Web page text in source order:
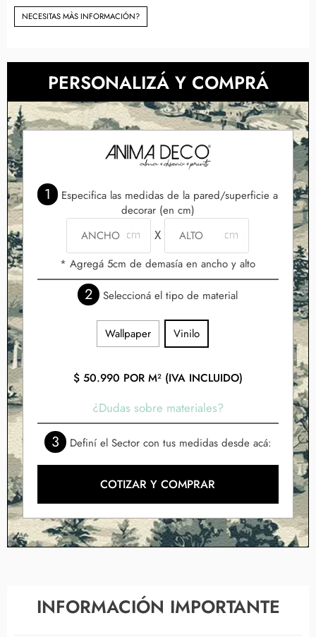
NECESITAS MÀS INFORMACIÓN?
PERSONALIZÁ Y COMPRÁ
1
Especifica las medidas de la pared/superficie a
decorar (en cm)
X
* Agregá 5cm de demasía en ancho y alto
2 Seleccioná el tipo de material
Wallpaper Vinilo
$50.990 POR M² (IVA INCLUIDO)
¿Dudas sobre materiales?
3 Definí el Sector con tus medidas desde acá:
COTIZAR Y COMPRAR
INFORMACIÓN IMPORTANTE